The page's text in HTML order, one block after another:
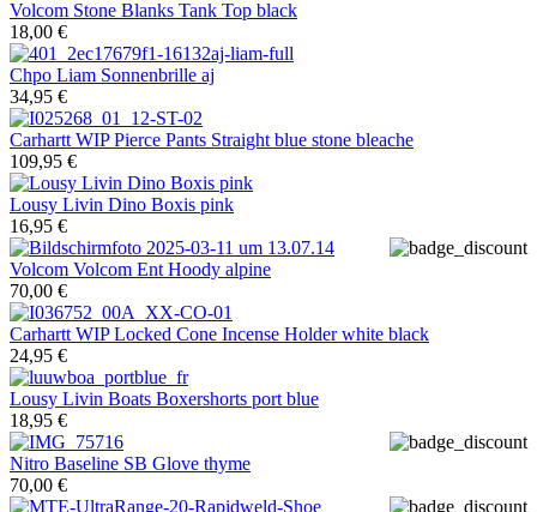
Volcom Stone Blanks Tank Top black
18,00 €
Chpo Liam Sonnenbrille aj
34,95 €
Carhartt WIPPierce Pants Straight blue stone bleache
109,95 €
Lousy Livin Dino Boxis pink
16,95 €
Volcom Volcom Ent Hoody alpine
70,00 €
Carhartt WIPLocked Cone Incense Holder white black
24,95 €
Lousy Livin Boats Boxershorts port blue
18,95 €
Nitro Baseline SB Glove thyme
70,00 €